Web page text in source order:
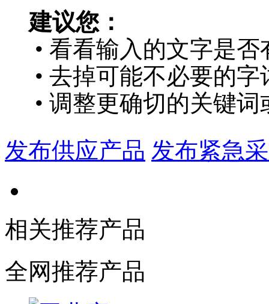
建议您：
• 看看输入的文字是否
• 去掉可能不必要的字
• 调整更确切的关键
发布供应产品 发布紧急
相关推荐产品
全网推荐产品